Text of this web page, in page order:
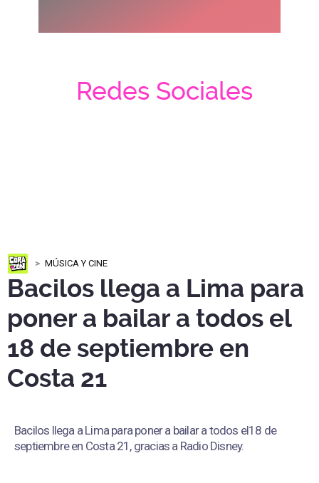
Redes Sociales
MÚSICA Y CINE
Bacilos llega a Lima para
poner a bailar a todos el
18 de septiembre en
Costa 21
Bacilos llega a Lima para poner a bailar a todos el18 de
septiembre en Costa 21, gracias a Radio Disney.